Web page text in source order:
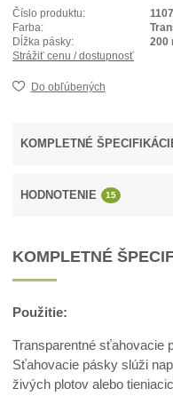
Číslo produktu:
Farba:
Dĺžka pásky:
200
Strážiť cenu / dostupnosť
Do obľúbených
KOMPLETNÉ
HODNOTENIE 15
KOMPLETNÉ
Použitie:
Transparentné sťahovacie
Sťahovacie pásky slúži
živých plotov alebo